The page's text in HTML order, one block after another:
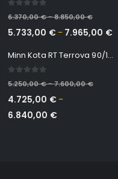
6.370,00€–8.850,00€
5.733,00 €– 7.965,00 €
Minn Kota RT Terrova 90/115 WR QUEST
5.250,00€–7.600,00€
4.725,00 €–
6.840,00 €